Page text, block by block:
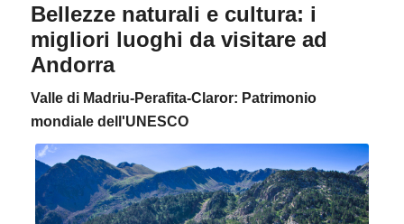
Grandvalira, Vallnord è il secondo miglior comprensorio
sciistico da esplorare per i principianti e i livelli intermedi.
Bellezze naturali e cultura: i
migliori luoghi da visitare ad
Andorra
Valle di Madriu-Perafita-Claror: Patrimonio
mondiale dell'UNESCO